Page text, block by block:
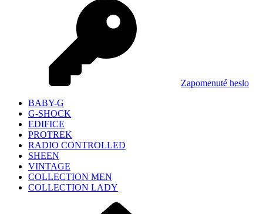
Zapomenuté heslo
BABY-G
G-SHOCK
EDIFICE
PROTREK
RADIO CONTROLLED
SHEEN
VINTAGE
COLLECTION MEN
COLLECTION LADY